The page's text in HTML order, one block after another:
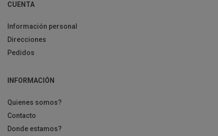
CUENTA
Información personal
Direcciones
Pedidos
INFORMACIÓN
Quienes somos?
Contacto
Donde estamos?